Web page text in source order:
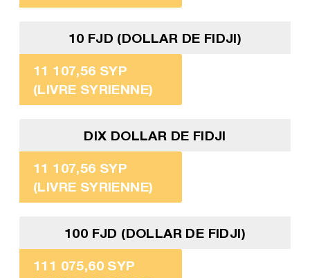
10 FJD (DOLLAR DE FIDJI)
11 107,56 SYP
(LIVRE SYRIENNE)
DIX DOLLAR DE FIDJI
11 107,56 SYP
(LIVRE SYRIENNE)
100 FJD (DOLLAR DE FIDJI)
111 075,60 SYP